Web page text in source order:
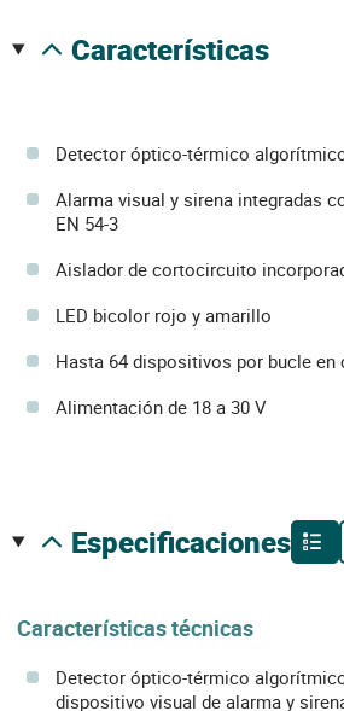
características
Detector óptico-térmico
Alarma visual y sirena integradas
EN 54-3
Aislador de cortocircuito
LED bicolor rojo y amarillo
Hasta 64 dispositivos por bucle en
Alimentación de 18 a 30 V
especificaciones
Características técnicas
Detector óptico-térmico
dispositivo visual de alarma y